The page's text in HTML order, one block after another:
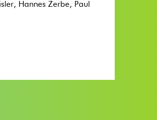
Hannes Zerbe, Paul